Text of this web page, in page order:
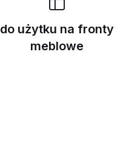
do użytku na fronty
meblowe